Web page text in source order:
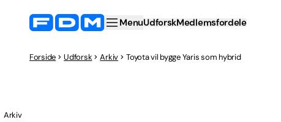
MenuUdforskMedlemsfordele
Forside Udforsk Arkiv Toyota vil bygge Yaris som hybrid
Arkiv